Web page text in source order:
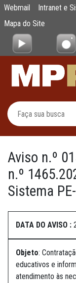
Pular para o Conteúdo
Aviso n.º 015/
Webmail Intranet e
Mapa do Site
Aviso n.º
n.º
Sistema
DATA DO AVISO :
Objeto:
educativos e
atendimento às